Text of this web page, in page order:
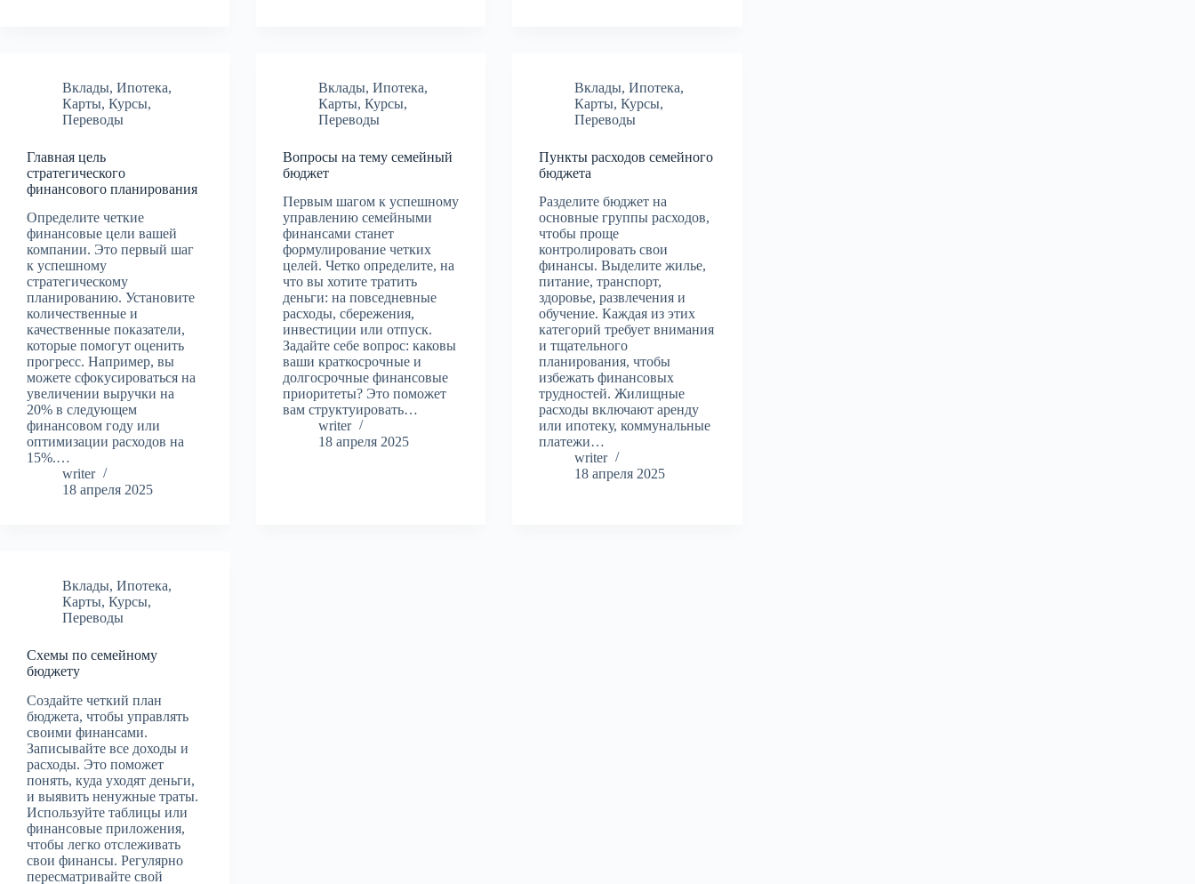
Вклады, Ипотека,
Карты, Курсы,
Переводы
Главная цель
стратегического
финансового планирования
Определите четкие
финансовые цели вашей
компании. Это первый шаг
к успешному
стратегическому
планированию. Установите
количественные и
качественные показатели,
которые помогут оценить
прогресс. Например, вы
можете сфокусироваться на
увеличении выручки на
20% в следующем
финансовом году или
оптимизации расходов на
15%.…
writer
18 апреля 2025
Вклады,Ипотека,
Карты,Курсы,
Переводы
Вопросы на тему семейный
бюджет
Первым шагом к успешному
управлению семейными
финансами станет
формулирование четких
целей. Четко определите, на
что вы хотите тратить
деньги: на повседневные
расходы, сбережения,
инвестиции или отпуск.
Задайте себе вопрос: каковы
ваши краткосрочные и
долгосрочные финансовые
приоритеты? Это поможет
вам структуировать…
writer
18 апреля 2025
Вклады,Ипотека,
Карты,Курсы,
Переводы
Пункты расходов семейного
бюджета
Разделите бюджет на
основные группы расходов,
чтобы проще
контролировать свои
финансы. Выделите жилье,
питание, транспорт,
здоровье, развлечения и
обучение. Каждая из этих
категорий требует внимания
и тщательного
планирования, чтобы
избежать финансовых
трудностей. Жилищные
расходы включают аренду
или ипотеку, коммунальные
платежи…
writer
18 апреля 2025
Вклады, Ипотека,
Карты, Курсы,
Переводы
Схемы по семейному
бюджету
Создайте четкий план
бюджета, чтобы управлять
своими финансами.
Записывайте все доходы и
расходы. Это поможет
понять, куда уходят деньги,
и выявить ненужные траты.
Используйте таблицы или
финансовые приложения,
чтобы легко отслеживать
свои финансы. Регулярно
пересматривайте свой